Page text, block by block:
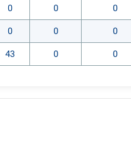
0 0 0
0 0 0
43 0 0